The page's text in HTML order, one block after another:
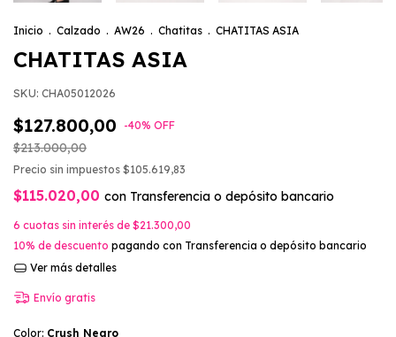
Inicio . Calzado . AW26 . Chatitas . CHATITAS ASIA
CHATITAS ASIA
SKU: CHA05012026
$127.800,00 -40% OFF
$213.000,00
Precio sin impuestos $105.619,83
$115.020,00 con Transferencia o depósito bancario
6 cuotas sin interés de $21.300,00
10% de descuento pagando con Transferencia o depósito bancario
Ver más detalles
Envío gratis
Color: Crush Negro